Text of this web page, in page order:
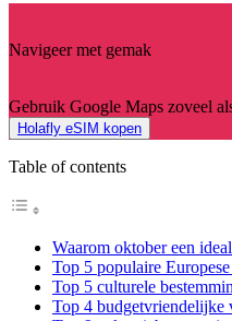
Navigeer met gemak
Gebruik Google Maps zoveel
Holafly eSIM kopen
Table of contents
Waarom oktober een
Top 5 populaire
Top 5 culturele
Top 4 budgetvriendelijke